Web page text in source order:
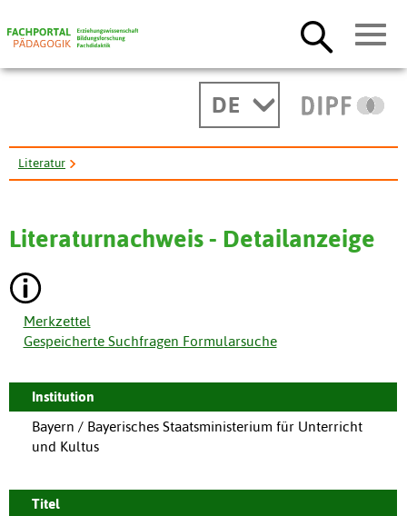
DE
Literatur
Literaturnachweis - Detailanzeige
Merkzettel
Gespeicherte Suchfragen Formularsuche
Institution
Bayern / Bayerisches Staatsministerium für Unterricht
und Kultus
Titel